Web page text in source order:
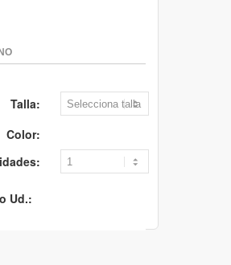
Talla:
Color:
Ud.: